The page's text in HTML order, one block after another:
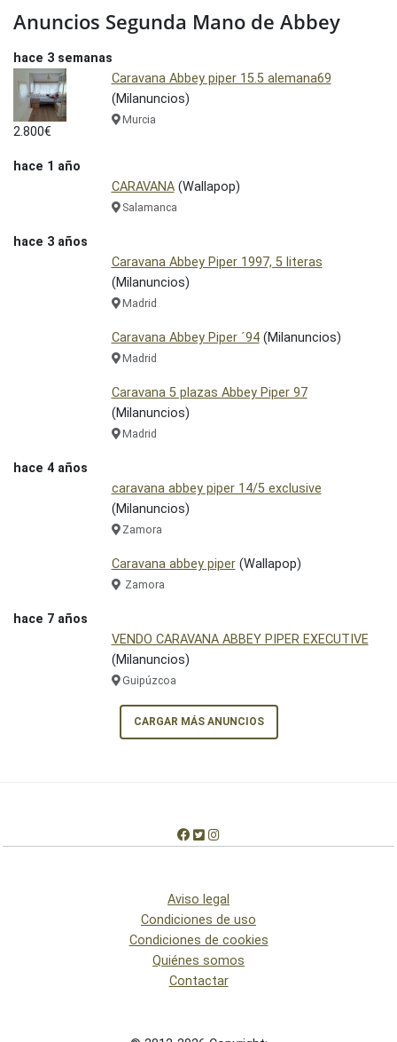
Anuncios Segunda Mano de Abbey
hace 3 semanas
2.800€
Caravana Abbey piper 15.5 alemana69
(Milanuncios)
Murcia
hace 1 año
CARAVANA(Wallapop)
Salamanca
hace 3 años
Caravana Abbey Piper 1997, 5 literas
(Milanuncios)
Madrid
Caravana Abbey Piper ´94(Milanuncios)
Madrid
Caravana 5 plazas Abbey Piper 97
(Milanuncios)
Madrid
hace 4 años
caravana abbey piper 14/5 exclusive
(Milanuncios)
Zamora
Caravana abbey piper(Wallapop)
Zamora
hace 7 años
VENDO CARAVANA ABBEY PIPER EXECUTIVE
(Milanuncios)
Guipúzcoa
CARGAR MÁS ANUNCIOS
Aviso legal
Condiciones de uso
Condiciones de cookies
Quiénes somos
Contactar